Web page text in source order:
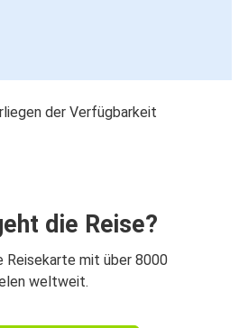
der Verfügbarkeit
die Reise?
Reisekarte mit über 8000
weltweit.